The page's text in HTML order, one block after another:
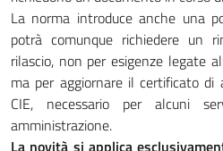
La norma introduce anche una
potrà comunque richiedere un
rilascio, non per esigenze legate
ma per aggiornare il certificato di
CIE, necessario per alcuni
amministrazione.
La novità si applica